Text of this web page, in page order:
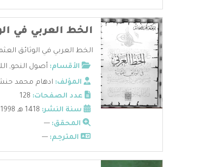
الخط العربي في
الخط العربي في الوثائق
الأقسام: أصول النحو,
المؤلف: ادهام محمد
عدد الصفحات:
سنة النشر:
المحقق: ---
المترجم: ---